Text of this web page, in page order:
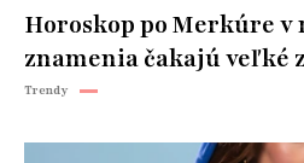
Horoskop po Merkúre
znamenia čakajú veľké
Trendy